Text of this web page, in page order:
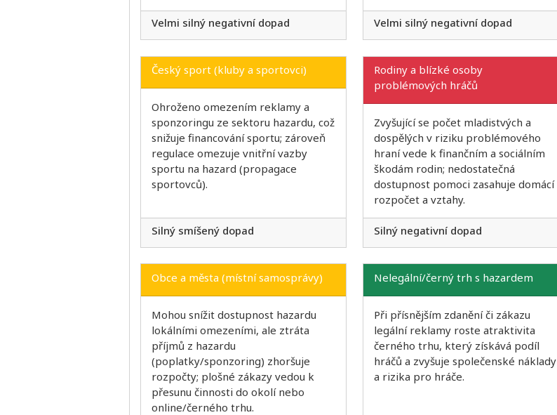
Velmi silný negativní dopad Velmi silný negativní dopad
Český sport (kluby a sportovci)
Ohroženo omezením reklamy a
sponzoringu ze sektoru hazardu, což
snižuje financování sportu; zároveň
regulace omezuje vnitřní vazby
sportu na hazard (propagace
sportovců).
Silný smíšený dopad
Rodiny a blízké osoby
problémových hráčů
Zvyšující se počet mladistvých a
dospělých v riziku problémového
hraní vede k finančním a sociálním
škodám rodin; nedostatečná
dostupnost pomoci zasahuje domácí
rozpočet a vztahy.
Silný negativní dopad
Obce a města (místní samosprávy)
Mohou snížit dostupnost hazardu
lokálními omezeními, ale ztráta
příjmů z hazardu
(poplatky/sponzoring) zhoršuje
rozpočty; plošné zákazy vedou k
přesunu činnosti do okolí nebo
online/černého trhu.
Nelegální/černý trh s hazardem
Při přísnějším zdanění či zákazu
legální reklamy roste atraktivita
černého trhu, který získává podíl
hráčů a zvyšuje společenské náklady
a rizika pro hráče.